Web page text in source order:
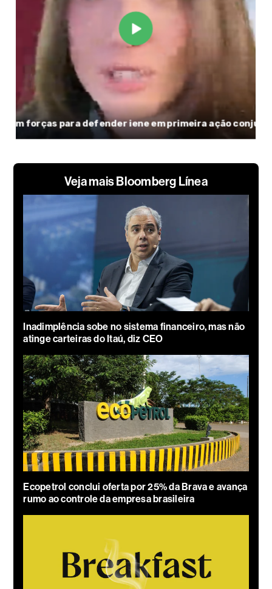
Veja mais Bloomberg Línea
Inadimplência sobe no sistema financeiro, mas não
atinge carteiras do Itaú, diz CEO
Ecopetrol conclui oferta por 25% da Brava e avança
rumo ao controle da empresa brasileira